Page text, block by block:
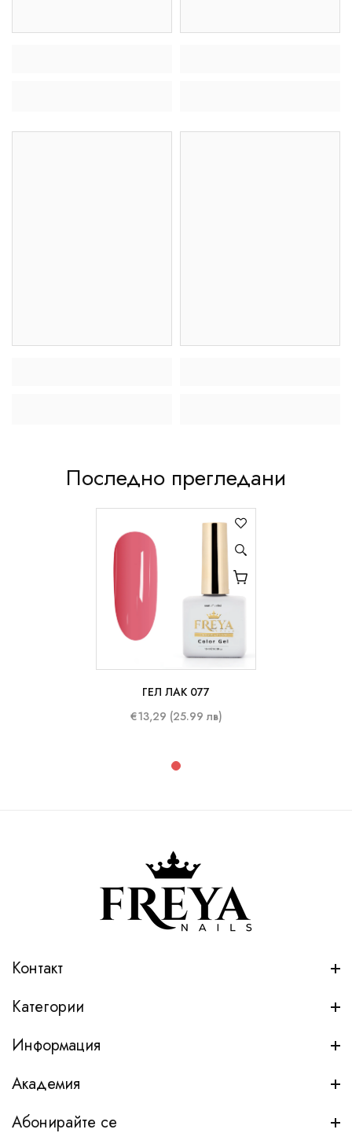
Последно прегледани
10 ml
ГЕЛ ЛАК 077
€13,29 (25.99 лв)
Контакт
Категории
Информация
Академия
Абонирайте се